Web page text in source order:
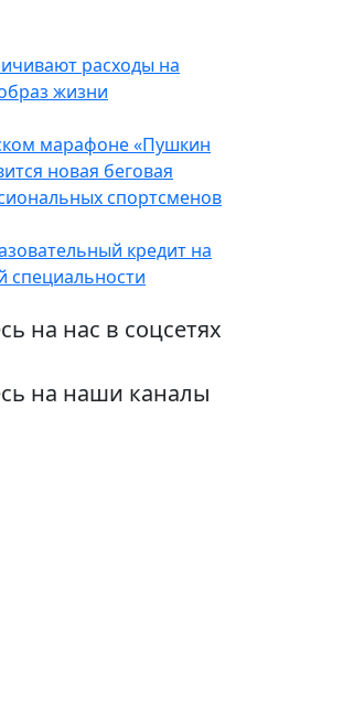
расходы на
жизни
марафоне «Пушкин
новая беговая
спортсменов
кредит на
специальности
на нас в соцсетях
на наши каналы